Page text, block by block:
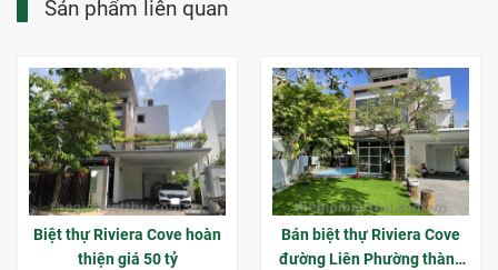
Sản phẩm liên quan
Biệt thự Riviera Cove hoàn
thiện giá 50 tỷ
Bán biệt thự Riviera Cove
đường Liên Phường thành